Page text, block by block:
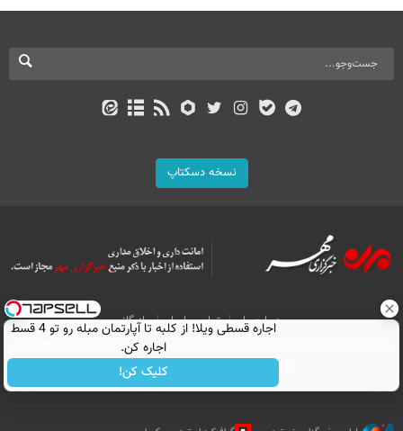
نسخه دسکتاپ
درباره ما تماس با ما
بازرگانی
All Content by Mehr News Agency is licensed under a Creative Commons
Attribution 4.0 International License.
اجاره‌ قسطی ویلا! از کلبه تا آپارتمان مبله رو تو 4 قسط
اجاره کن.
کلیک کن!